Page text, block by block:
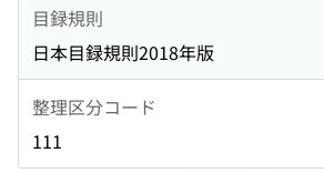
目録規則
日本目録規則2018年版
整理区分コード
111